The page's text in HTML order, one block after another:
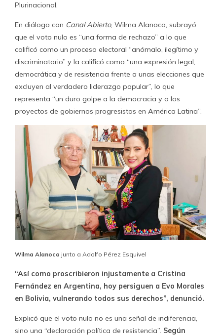
Plurinacional.
En diálogo con Canal Abierto, Wilma Alanoca, subrayó
que el voto nulo es “una forma de rechazo” a lo que
calificó como un proceso electoral “anómalo, ilegítimo y
discriminatorio” y la calificó como “una expresión legal,
democrática y de resistencia frente a unas elecciones que
excluyen al verdadero liderazgo popular”, lo que
representa “un duro golpe a la democracia y a los
proyectos de gobiernos progresistas en América Latina”.
Wilma Alanoca junto a Adolfo Pérez Esquivel
“Así como proscribieron injustamente a Cristina
Fernández en Argentina, hoy persiguen a Evo Morales
en Bolivia, vulnerando todos sus derechos”, denunció.
Explicó que el voto nulo no es una señal de indiferencia,
sino una “declaración política de resistencia”. Según